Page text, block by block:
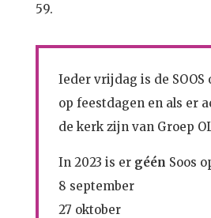
59.
Ieder vrijdag is de SOOS
op feestdagen en als er
de kerk zijn van Groep
In 2023 is er géén Soos
8 september
27 oktober